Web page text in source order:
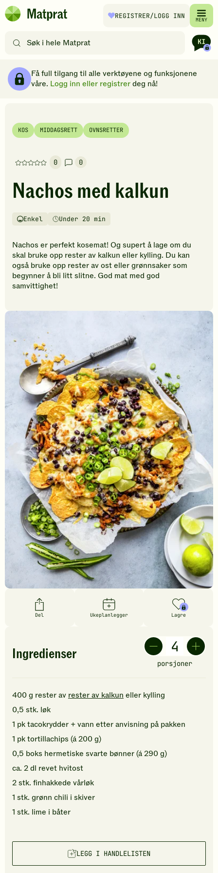
Hopp til hovedinnhold
Matprat
REGISTRER/LOGG INN MENY
etter
filtre
Få full tilgang til alle verktøyene og funksjonene
våre. Logg inn eller registrerdeg nå!
KOS MIDDAGSRETT OVNSRETTER
0
Denne
har
foreløpig
vurderinger.
den
første
til
å
vurdere
0
Nachos med kalkun
Vanskelighetsgrad
Enkel
TilberedningstidUnder 20 min
Nachos er perfekt kosemat! Og supert å lage om du
skal bruke opp rester av kalkun eller kylling. Du kan
også bruke opp rester av ost eller grønnsaker som
begynner å bli litt slitne. God mat med god
samvittighet!
Del Ukeplanlegger Lagre
Ingredienser
porsjoner
400g rester av rester av kalkun eller kylling
0,5 stk. løk
1 pktacokrydder + vann etter anvisning på pakken
1 pktortillachips (á 200 g)
0,5 boks hermetiske svarte bønner(á 290 g)
ca. 2dl revet hvitost
2stk. finhakkede vårløk
1 stk. grønn chili i skiver
1 stk. lime i båter
LEGG I HANDLELISTEN